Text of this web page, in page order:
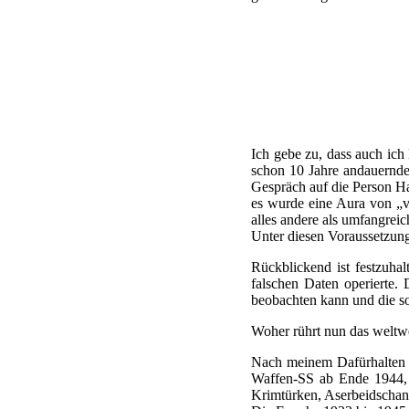
Ich gebe zu, dass auch
schon 10 Jahre
Gespräch auf die Person
es wurde eine Aura von
alles andere als
Unter diesen
Rückblickend ist
falschen Daten operierte.
beobachten kann und die
Woher rührt nun das
Nach meinem
Waffen-SS ab Ende
Krimtürken,